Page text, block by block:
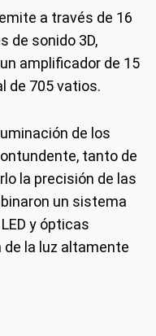
a través de 16
de sonido 3D,
amplificador de 15
de 705 vatios.
de los
tanto de
la precisión de las
un sistema
y ópticas
la luz altamente